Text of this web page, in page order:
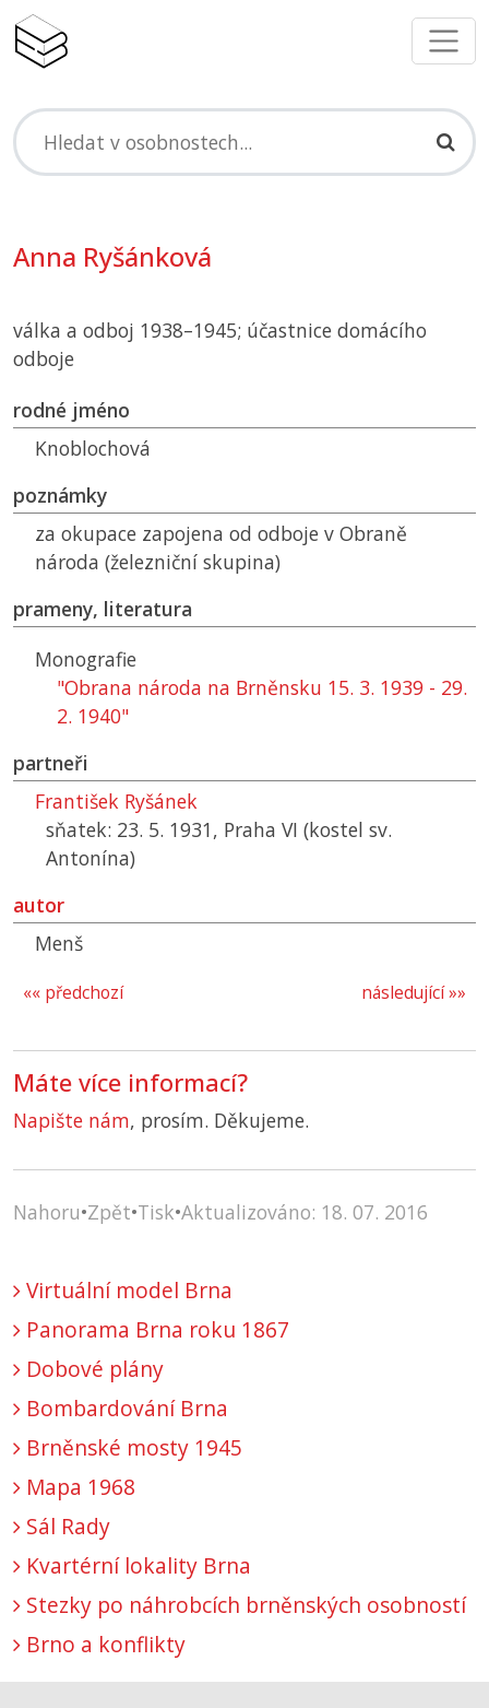
Anna Ryšánková
válka a odboj 1938–1945; účastnice domácího
odboje
rodné jméno
Knoblochová
poznámky
za okupace zapojena od odboje v Obraně
národa (železniční skupina)
prameny, literatura
Monografie
"Obrana národa na Brněnsku 15. 3. 1939 - 29.
2. 1940"
partneři
František Ryšánek
sňatek: 23. 5. 1931, Praha VI (kostel sv.
Antonína)
autor
Menš
následující »»
«« předchozí
Máte více informací?
Napište nám, prosím. Děkujeme.
Nahoru•Zpět•Tisk•Aktualizováno: 18. 07. 2016
Virtuální model Brna
Panorama Brna roku 1867
Dobové plány
Bombardování Brna
Brněnské mosty 1945
Mapa 1968
Sál Rady
Kvartérní lokality Brna
Stezky po náhrobcích brněnských osobností
Brno a konflikty